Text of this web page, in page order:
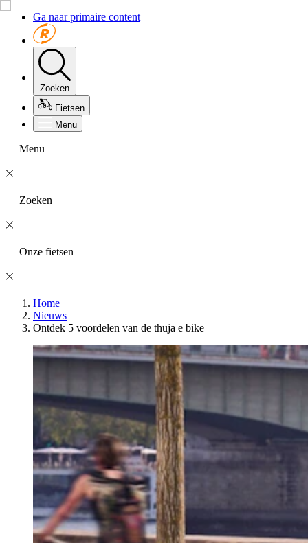
Ga naar primaire content
Zoeken
Fietsen
Menu
Menu
Zoeken
Onze fietsen
Home
Nieuws
Ontdek 5 voordelen van de thuja e bike